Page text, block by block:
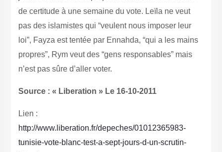
de certitude à une semaine du vote. Leïla ne veut
pas des islamistes qui “veulent nous imposer leur
loi”, Fayza est tentée par Ennahda, “qui a les mains
propres”, Rym veut des “gens responsables” mais
n’est pas sûre d’aller voter.
Source : « Liberation » Le 16-10-2011
Lien :
http://www.liberation.fr/depeches/01012365983-
tunisie-vote-blanc-test-a-sept-jours-d-un-scrutin-